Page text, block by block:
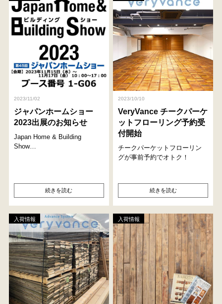
2023/11/02
ジャパンホームショー
2023出展のお知らせ
Japan Home & Building
Show…
続きを読む
2023/10/10
VeryVance チークパーケ
ットフローリング予約受
付開始
チークパーケットフローリン
グが事前予約でオトク！
続きを読む
入荷情報 入荷情報